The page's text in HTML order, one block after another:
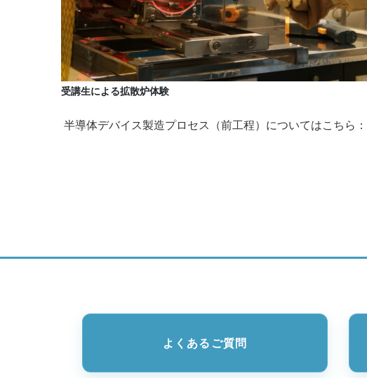
受講生による拡散炉体験
半導体デバイス製造プロセス（前工程）についてはこちら：
よくあるご質問